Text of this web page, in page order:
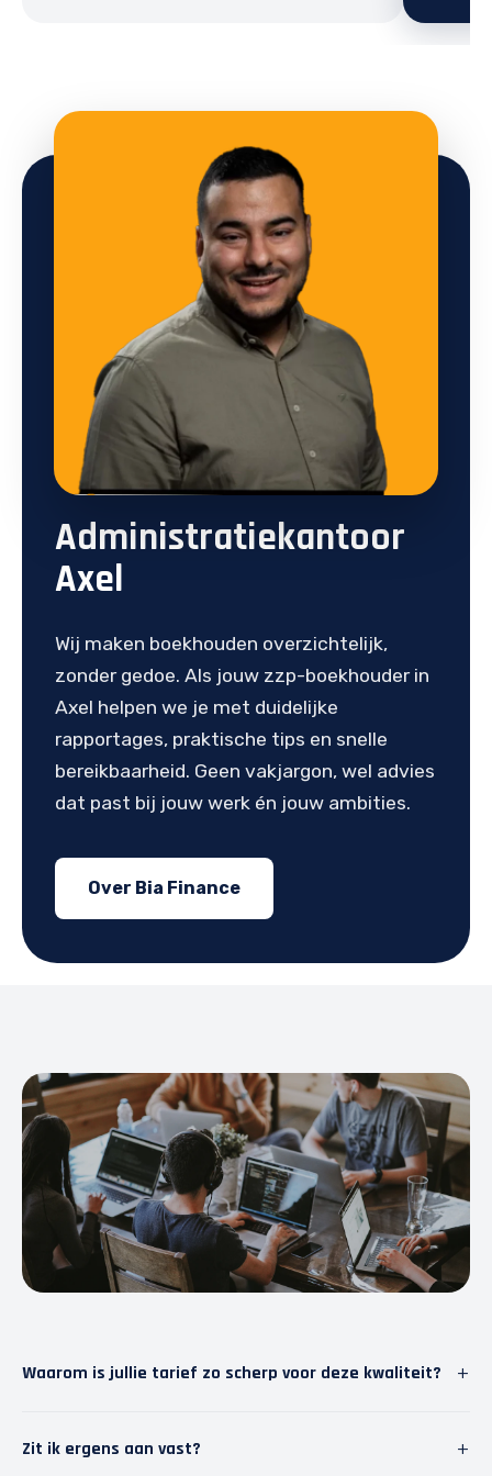
Administratiekantoor
Axel
Wij maken boekhouden overzichtelijk,
zonder gedoe. Als jouw zzp-boekhouder in
Axel helpen we je met duidelijke
rapportages, praktische tips en snelle
bereikbaarheid. Geen vakjargon, wel advies
dat past bij jouw werk én jouw ambities.
Over Bia Finance
Waarom is jullie tarief zo scherp voor deze kwaliteit? +
te automatiseren, besparen we tijd. Die tijd steken we
Zit ik ergens aan vast? +